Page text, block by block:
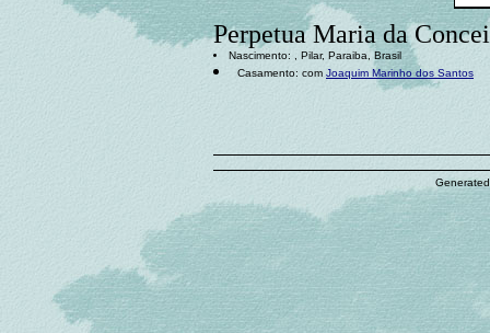
Perpetua Maria da
Nascimento: , Pilar, Paraiba, Brasil
Casamento: com Joaquim Marinho dos Santos